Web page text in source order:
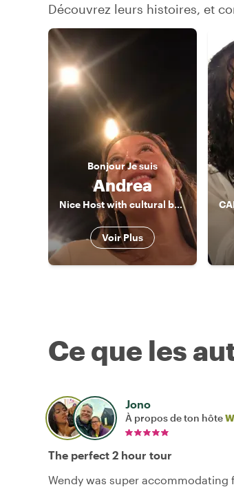
Découvrez leurs histoires, et
BonjourJe suis
Andrea
Nice Host with cultural background and best spots in Colombia
Voir Plus
Ce que les
Jono
À propos de ton hôte
The perfect 2 hour tour
Wendy was super accommodating